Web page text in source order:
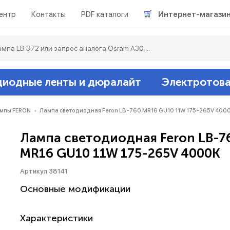
Контакты PDF каталоги Интернет-магазин
Светодиодные
Люминесцентные
Акцентное
Светильники
ленты и дюралайт
Ленты
Дюралайт
Датчики
Звонки и
Гирлянды белт-
Прочее
FERON Лампа светодиодная Feron LB-760 MR16 GU10 11W 175-265V
Лампа светодиодная Feron LB-
MR16 GU10 11W 175-265V 4000K
Артикул 38141
Основные модификации
Характеристики